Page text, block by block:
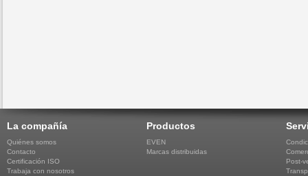
La compañía
Quiénes somos
Contacto
Certificación ISO
Trabaja con nosotros
Productos
EVEN
Marcas distribuidas
Post-